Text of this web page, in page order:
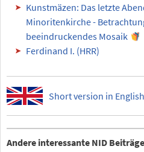
Kunstmäzen: Das letzte
Minoritenkirche -
beeindruckendes Mosaik
Ferdinand I. (HRR)
Short version in English
Andere interessante NID Beiträge